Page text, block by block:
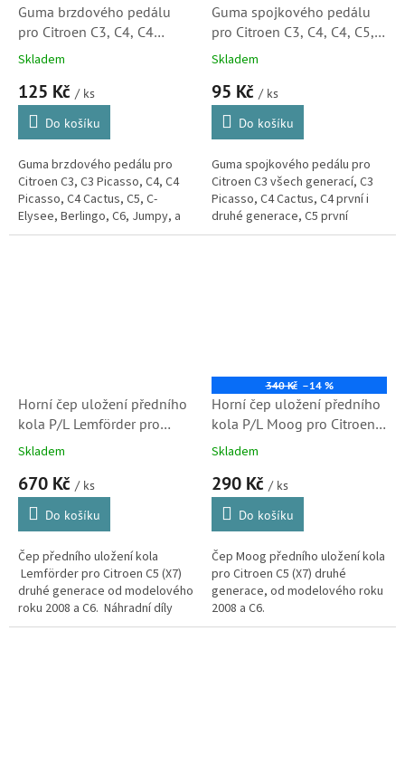
Guma brzdového pedálu
pro Citroen C3, C4, C4
Picasso, C5, C-Elysee,
(450421, 450417, 25509,
FT13066, 188788, M6183)
Skladem
125 Kč / ks
Do košíku
Guma brzdového pedálu pro
Citroen C3, C3 Picasso, C4, C4
Picasso, C4 Cactus, C5, C-
Elysee, Berlingo, C6, Jumpy, a
C8. (Peugeot 2008, 207, 208,
Guma spojkového pedálu
pro Citroen C3, C4, C4, C5,
C6, C-Elysee, DS3, DS4
38943) S2
Skladem
95 Kč / ks
Do košíku
Guma spojkového pedálu pro
Citroen C3 všech generací, C3
Picasso, C4 Cactus, C4 první i
druhé generace, C5 první
generace, C6, C-Elyseé, DS3 a
Horní čep uložení předního
kola P/L Lemförder pro
Citroen C5 (X7) a C6
S1)
Skladem
670 Kč / ks
Do košíku
Čep předního uložení kola
Lemförder pro Citroen C5 (X7)
druhé generace od modelového
roku 2008 a C6. Náhradní díly
Lemförder jsou vyráběny na
340 Kč –14 %
Horní čep uložení předního
kola P/L Moog pro Citroen
C5 (X7) a C6 (364057,
Skladem
290 Kč / ks
Do košíku
Čep Moog předního uložení kola
pro Citroen C5 (X7) druhé
generace, od modelového roku
2008 a C6.